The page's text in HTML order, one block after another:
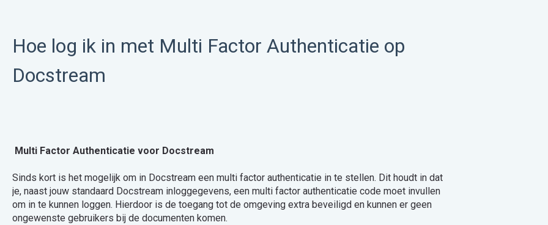
Hoe log ik in met Multi Factor Authenticatie op
Docstream
Multi Factor Authenticatie voor Docstream
Sinds kort is het mogelijk om in Docstream een multi factor authenticatie in te stellen. Dit houdt in dat
je, naast jouw standaard Docstream inloggegevens, een multi factor authenticatie code moet invullen
om in te kunnen loggen. Hierdoor is de toegang tot de omgeving extra beveiligd en kunnen er geen
ongewenste gebruikers bij de documenten komen.